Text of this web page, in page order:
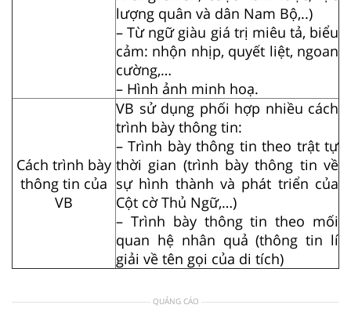
lượng quân và dân Nam Bộ,..)
– Từ ngữ giàu giá trị miêu tả, biểu
cảm: nhộn nhịp, quyết liệt, ngoan
cường,…
– Hình ảnh minh hoạ.
Cách trình bày
thông tin của
VB
VB sử dụng phối hợp nhiều cách
trình bày thông tin:
– Trình bày thông tin theo trật tự
thời gian (trình bày thông tin về
sự hình thành và phát triển của
Cột cờ Thủ Ngữ,…)
– Trình bày thông tin theo mối
quan hệ nhân quả (thông tin lí
giải về tên gọi của di tích)
QUẢNG CÁO